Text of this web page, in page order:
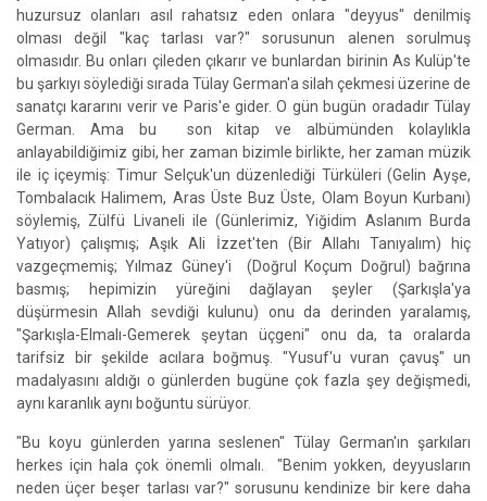
huzursuz olanları asıl rahatsız eden onlara "deyyus" denilmiş
olması değil "kaç tarlası var?" sorusunun alenen sorulmuş
olmasıdır. Bu onları çileden çıkarır ve bunlardan birinin As Kulüp'te
bu şarkıyı söylediği sırada Tülay German'a silah çekmesi üzerine de
sanatçı kararını verir ve Paris'e gider. O gün bugün oradadır Tülay
German. Ama bu son kitap ve albümünden kolaylıkla
anlayabildiğimiz gibi, her zaman bizimle birlikte, her zaman müzik
ile iç içeymiş: Timur Selçuk'un düzenlediği Türküleri (Gelin Ayşe,
Tombalacık Halimem, Aras Üste Buz Üste, Olam Boyun Kurbanı)
söylemiş, Zülfü Livaneli ile (Günlerimiz, Yiğidim Aslanım Burda
Yatıyor) çalışmış; Aşık Ali İzzet'ten (Bir Allahı Tanıyalım) hiç
vazgeçmemiş; Yılmaz Güney'i (Doğrul Koçum Doğrul) bağrına
basmış; hepimizin yüreğini dağlayan şeyler (Şarkışla'ya
düşürmesin Allah sevdiği kulunu) onu da derinden yaralamış,
"Şarkışla-Elmalı-Gemerek şeytan üçgeni" onu da, ta oralarda
tarifsiz bir şekilde acılara boğmuş. "Yusuf'u vuran çavuş" un
madalyasını aldığı o günlerden bugüne çok fazla şey değişmedi,
aynı karanlık aynı boğuntu sürüyor.
"Bu koyu günlerden yarına seslenen" Tülay German'ın şarkıları
herkes için hala çok önemli olmalı. "Benim yokken, deyyusların
neden üçer beşer tarlası var?" sorusunu kendinize bir kere daha